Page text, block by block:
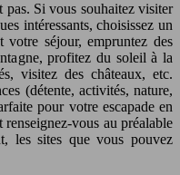
pas. Si vous souhaitez visiter
intéressants, choisissez un
votre séjour, empruntez des
profitez du soleil à la
visitez des châteaux, etc.
(détente, activités, nature,
pour votre escapade en
vous au préalable
les sites que vous pouvez